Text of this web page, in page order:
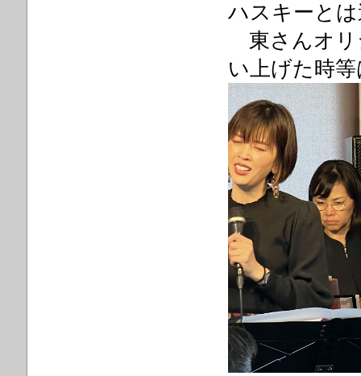
ハスキーと
東さんオリ
い上げた時